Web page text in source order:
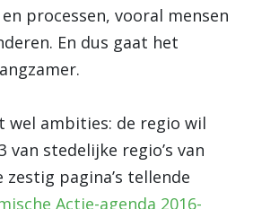
processen, vooral mensen
En dus gaat het
wel ambities: de regio wil
van stedelijke regio’s van
zestig pagina’s tellende
Actie-agenda 2016-